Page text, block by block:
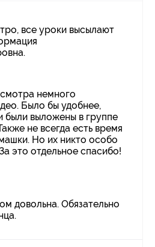
все уроки высылают
немного
Было бы удобнее,
были выложены в группе
не всегда есть время
Но их никто особо
это отдельное спасибо!
довольна. Обязательно